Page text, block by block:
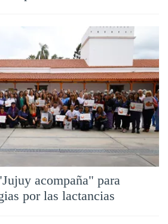
acompaña" para
por las lactancias